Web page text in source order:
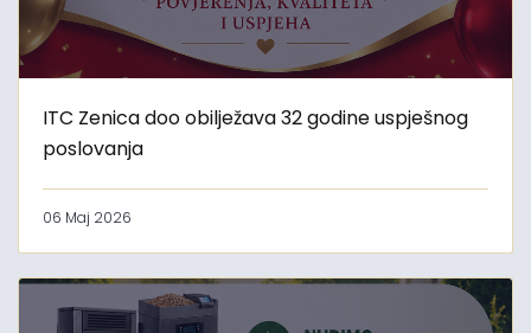
ITC Zenica doo obilježava 32 godine uspješnog
poslovanja
06 Maj 2026